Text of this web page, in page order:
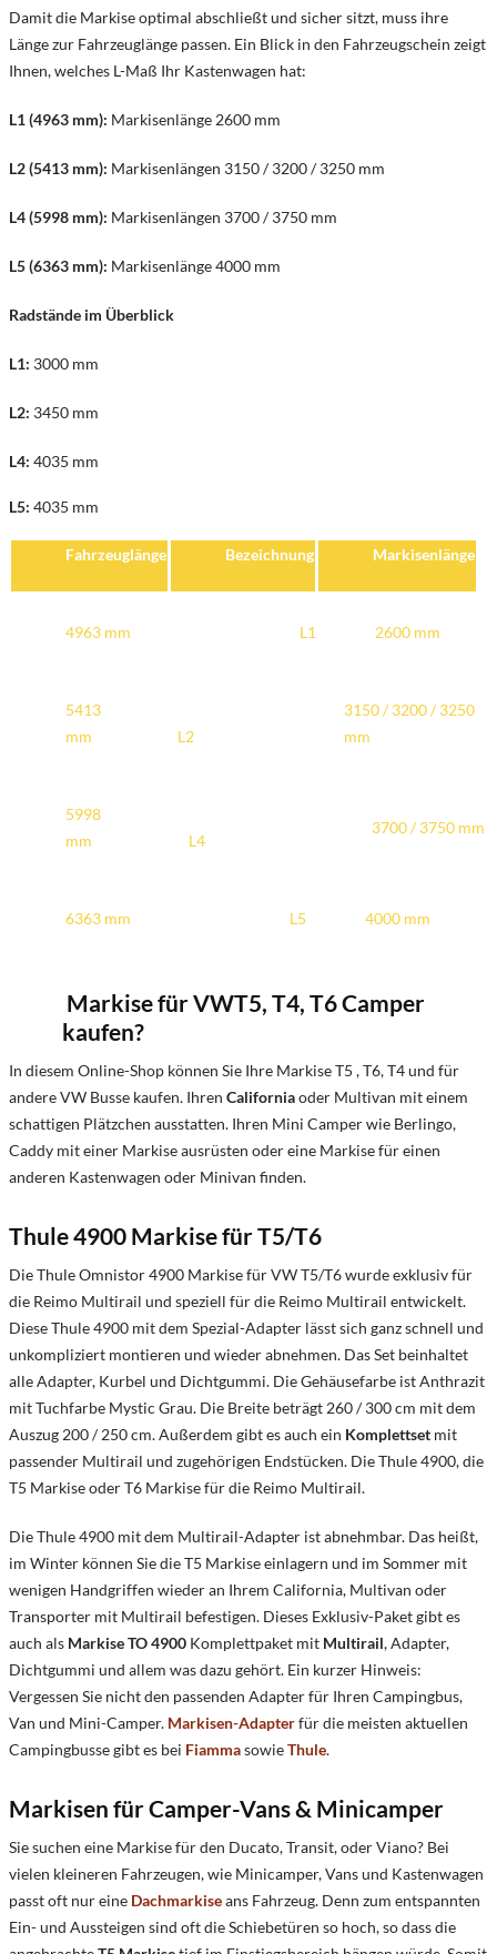
Damit die Markise optimal abschließt und sicher sitzt, muss ihre
Länge zur Fahrzeuglänge passen. Ein Blick in den Fahrzeugschein zeigt
Ihnen, welches L-Maß Ihr Kastenwagen hat:
L1 (4963 mm): Markisenlänge 2600 mm
L2 (5413 mm): Markisenlängen 3150 / 3200 / 3250 mm
L4 (5998 mm): Markisenlängen 3700 / 3750 mm
L5 (6363 mm): Markisenlänge 4000 mm
Radstände im Überblick
L1: 3000 mm
L2: 3450 mm
L4: 4035 mm
L5: 4035 mm
Fahrzeuglänge Bezeichnung Markisenlänge
4963 mm L1 2600 mm
5413
mm
L2
3150 / 3200 / 3250
mm
5998
mm
L4
3700 / 3750 mm
6363 mm L5 4000 mm
Markise für VWT5, T4, T6 Camper
kaufen?
In diesem Online-Shop können Sie Ihre Markise T5 , T6, T4 und für
andere VW Busse kaufen. Ihren Californiaoder Multivan mit einem
schattigen Plätzchen ausstatten. Ihren Mini Camper wie Berlingo,
Caddy mit einer Markise ausrüsten oder eine Markise für einen
anderen Kastenwagen oder Minivan finden.
Thule 4900 Markise für T5/T6
Die Thule Omnistor 4900 Markise für VW T5/T6 wurde exklusiv für
die Reimo Multirail und speziell für die Reimo Multirail entwickelt.
Diese Thule 4900 mit dem Spezial-Adapter lässt sich ganz schnell und
unkompliziert montieren und wieder abnehmen. Das Set beinhaltet
alle Adapter, Kurbel und Dichtgummi. Die Gehäusefarbe ist Anthrazit
mit Tuchfarbe Mystic Grau. Die Breite beträgt 260 / 300 cm mit dem
Auszug 200 / 250 cm. Außerdem gibt es auch ein Komplettset mit
passender Multirail und zugehörigen Endstücken. Die Thule 4900, die
T5 Markise oder T6 Markise für die Reimo Multirail.
Die Thule 4900 mit dem Multirail-Adapter ist abnehmbar. Das heißt,
im Winter können Sie die T5 Markise einlagern und im Sommer mit
wenigen Handgriffen wieder an Ihrem California, Multivan oder
Transporter mit Multirail befestigen. Dieses Exklusiv-Paket gibt es
auch als Markise TO 4900 Komplettpaket mit Multirail, Adapter,
Dichtgummi und allem was dazu gehört. Ein kurzer Hinweis:
Vergessen Sie nicht den passenden Adapter für Ihren Campingbus,
Van und Mini-Camper. Markisen-Adapterfür die meisten aktuellen
Campingbusse gibt es bei FiammasowieThule.
Markisen für Camper-Vans & Minicamper
Sie suchen eine Markise für den Ducato, Transit, oder Viano? Bei
vielen kleineren Fahrzeugen, wie Minicamper, Vans und Kastenwagen
passt oft nur eine Dachmarkiseans Fahrzeug. Denn zum entspannten
Ein- und Aussteigen sind oft die Schiebetüren so hoch, so dass die